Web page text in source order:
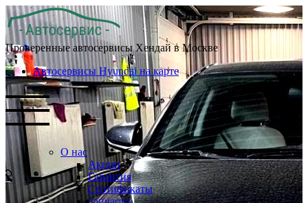
Проверенные автосервисы Хендай в Москве
Автосервисы Hyundai на карте
О нас
Акции
Гарантия
Сертификаты